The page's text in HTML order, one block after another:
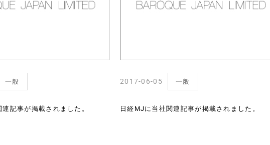
一般
記事が掲載されました。
2017-06-05 一般
日経MJに当社関連記事が掲載されました。